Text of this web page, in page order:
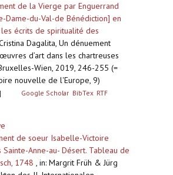
de la Vierge par Enguerrand
Dame-du-Val-de Bénédiction] en
écrits de spiritualité des
Dagalita, Un dénuement
d’art dans les chartreuses
Wien, 2019, 246-255 (=
nouvelle de l'Europe, 9)
Google Scholar BibTex RTF
de soeur Isabelle-Victoire
Sainte-Anne-au- Désert. Tableau de
1748 , in: Margrit Früh & Jürg